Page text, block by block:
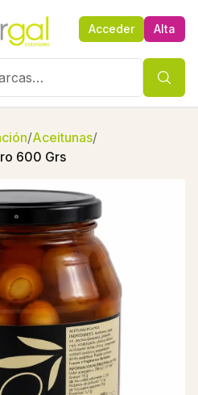
Acceder Alta
/Aceitunas/
600 Grs